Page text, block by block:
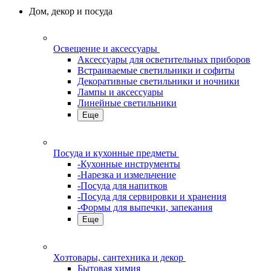
Дом, декор и посуда
Освещение и аксессуары
Аксессуары для осветительных приборов
Встраиваемые светильники и софиты
Декоративные светильники и ночники
Лампы и аксессуары
Линейные светильники
Еще
Посуда и кухонные предметы
-Кухонные инструменты
-Нарезка и измельчение
-Посуда для напитков
-Посуда для сервировки и хранения
-Формы для выпечки, запекания
Еще
Хозтовары, сантехника и декор
Бытовая химия